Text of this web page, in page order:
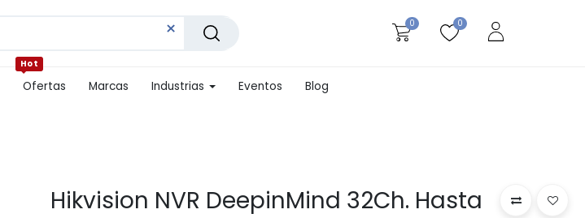
0 0
Ofertas
Hot
Marcas Industrias Eventos Blog
Hikvision NVR DeepinMind 32Ch. Hasta